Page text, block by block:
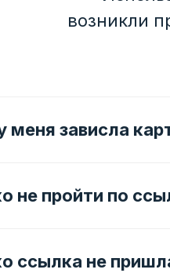
возникли
меня зависла
не пройти по
ссылка не